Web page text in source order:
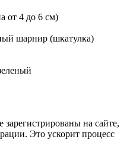
от 4 до 6 см)
шарнир (шкатулка)
на сайте,
Это ускорит процесс